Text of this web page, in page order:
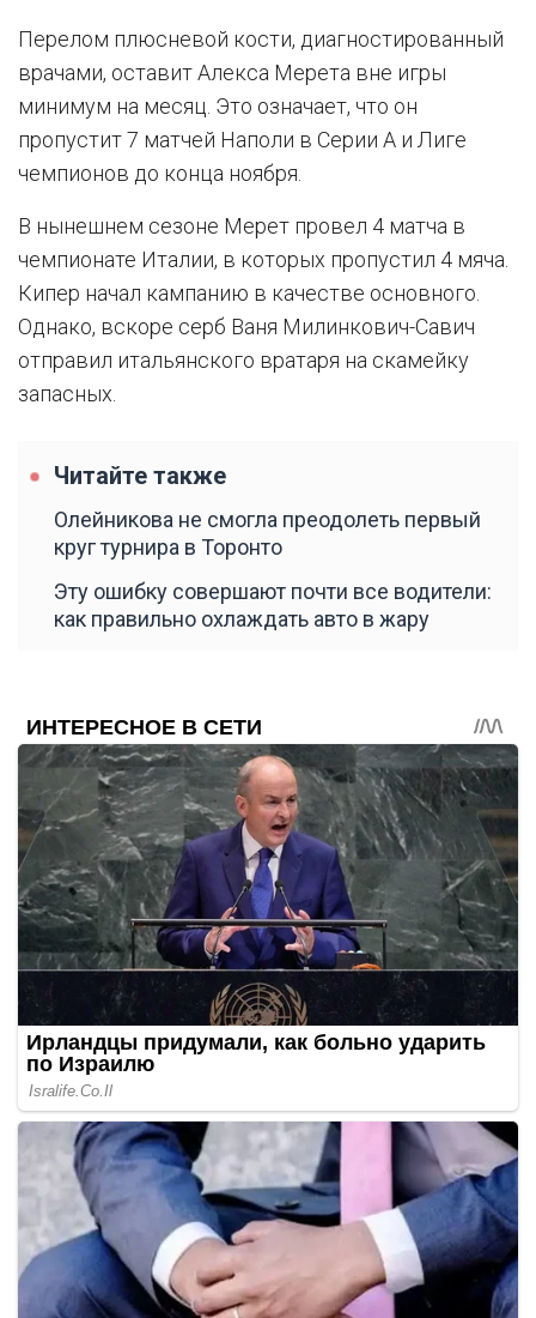
Перелом плюсневой кости, диагностированный
врачами, оставит Алекса Мерета вне игры
минимум на месяц. Это означает, что он
пропустит 7 матчей Наполи в Серии А и Лиге
чемпионов до конца ноября.
В нынешнем сезоне Мерет провел 4 матча в
чемпионате Италии, в которых пропустил 4 мяча.
Кипер начал кампанию в качестве основного.
Однако, вскоре серб Ваня Милинкович-Савич
отправил итальянского вратаря на скамейку
запасных.
Читайте также
Олейникова не смогла преодолеть первый
круг турнира в Торонто
Эту ошибку совершают почти все водители:
как правильно охлаждать авто в жару